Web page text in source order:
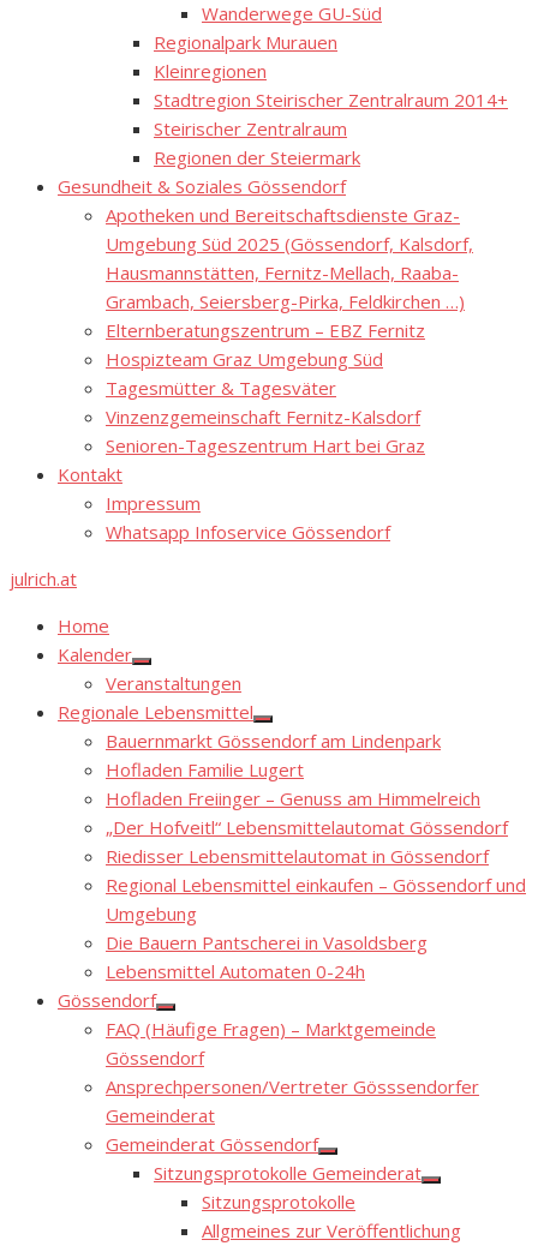
Wanderwege GU-Süd
Regionalpark Murauen
Kleinregionen
Stadtregion Steirischer Zentralraum 2014+
Steirischer Zentralraum
Regionen der Steiermark
Gesundheit & Soziales Gössendorf
Apotheken und Bereitschaftsdienste Graz-
Umgebung Süd 2025 (Gössendorf, Kalsdorf,
Hausmannstätten, Fernitz-Mellach, Raaba-
Grambach, Seiersberg-Pirka, Feldkirchen …)
Elternberatungszentrum – EBZ Fernitz
Hospizteam Graz Umgebung Süd
Tagesmütter & Tagesväter
Vinzenzgemeinschaft Fernitz-Kalsdorf
Senioren-Tageszentrum Hart bei Graz
Kontakt
Impressum
Whatsapp Infoservice Gössendorf
julrich.at
Home
Kalender
Show
sub
menu
Veranstaltungen
Regionale Lebensmittel
Show
sub
menu
Bauernmarkt Gössendorf am Lindenpark
Hofladen Familie Lugert
Hofladen Freiinger – Genuss am Himmelreich
„Der Hofveitl“ Lebensmittelautomat Gössendorf
Riedisser Lebensmittelautomat in Gössendorf
Regional Lebensmittel einkaufen – Gössendorf und
Umgebung
Die Bauern Pantscherei in Vasoldsberg
Lebensmittel Automaten 0-24h
Gössendorf
Show
sub
menu
FAQ (Häufige Fragen) – Marktgemeinde
Gössendorf
Ansprechpersonen/Vertreter Gösssendorfer
Gemeinderat
Gemeinderat Gössendorf
Show
sub
menu
Sitzungsprotokolle Gemeinderat
Show
menu
Sitzungsprotokolle
Allgmeines zur Veröffentlichung